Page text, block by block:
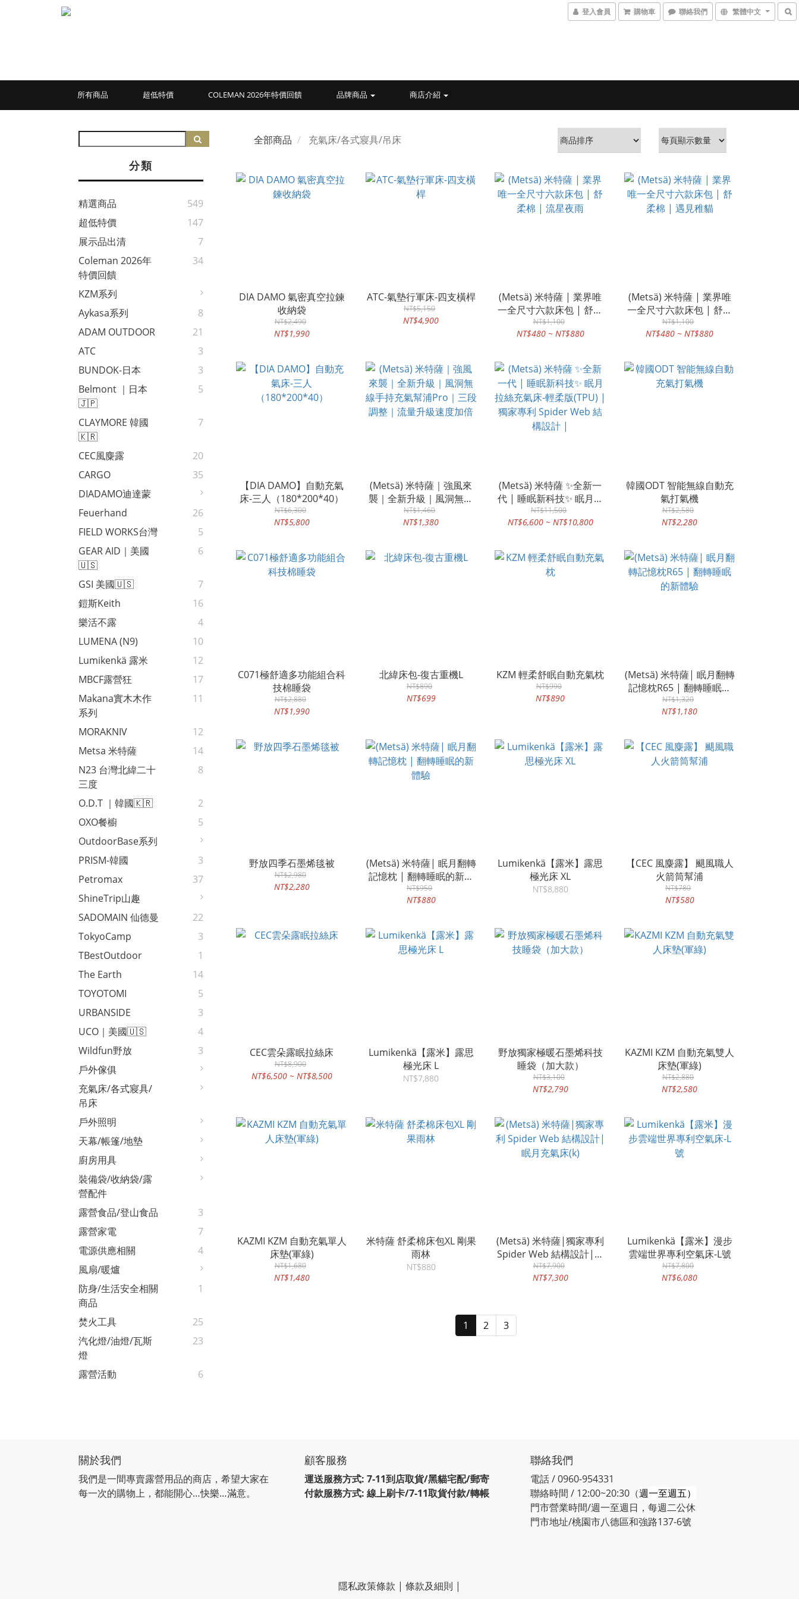
登入會員 購物車 聯絡我們 繁體中文
所有商品 超低特價 COLEMAN 2026年特價回饋 品牌商品 商店介紹
分類
精選商品
549
超低特價
147
展示品出清
7
Coleman 2026年
特價回饋
34
KZM系列
Aykasa系列
8
ADAM OUTDOOR
21
ATC
3
BUNDOK-日本
3
Belmont ｜日本
🇯🇵
5
CLAYMORE 韓國
🇰🇷
7
CEC風麋露
20
CARGO
35
DIADAMO迪達蒙
Feuerhand
26
FIELD WORKS台灣
5
GEAR AID｜美國
🇺🇸
6
GSI 美國🇺🇸
7
鎧斯Keith
16
樂活不露
4
LUMENA (N9)
10
Lumikenkä 露米
12
MBCF露營狂
17
Makana實木木作
系列
11
MORAKNIV
12
Metsa 米特薩
14
N23 台灣北緯二十
三度
8
O.D.T ｜韓國🇰🇷
2
OXO餐櫥
5
OutdoorBase系列
PRISM-韓國
3
Petromax
37
ShineTrip山趣
SADOMAIN 仙德曼
22
TokyoCamp
3
TBestOutdoor
1
The Earth
14
TOYOTOMI
5
URBANSIDE
3
UCO｜美國🇺🇸
4
Wildfun野放
3
戶外傢俱
充氣床/各式寢具/
吊床
戶外照明
天幕/帳篷/地墊
廚房用具
裝備袋/收納袋/露
營配件
露營食品/登山食品
3
露營家電
7
電源供應相關
4
風扇/暖爐
防身/生活安全相關
商品
1
焚火工具
25
汽化燈/油燈/瓦斯
燈
23
露營活動 6
全部商品 充氣床/各式寢具/吊床
DIA DAMO 氣密真空拉鍊
收納袋
NT$2,490
NT$1,990
ATC-氣墊行軍床-四支橫桿
NT$5,150
NT$4,900
(Metsä) 米特薩 | 業界唯
一全尺寸六款床包 | 舒柔
棉 | 流星夜雨
NT$1,100
NT$480 ~ NT$880
(Metsä) 米特薩 | 業界唯
一全尺寸六款床包 | 舒柔
棉 | 遇見稚貓
NT$1,100
NT$480 ~ NT$880
【DIA DAMO】自動充氣
床-三人（180*200*40）
NT$6,300
NT$5,800
(Metsä) 米特薩｜強風來
襲｜全新升級｜風洞無線
手持充氣幫浦Pro｜三段調
整｜流量升級速度加倍
NT$1,460
NT$1,380
(Metsä) 米特薩 ✨全新一
代 | 睡眠新科技✨ 眠月拉
絲充氣床-輕柔版(TPU) |
獨家專利 Spider Web 結
NT$11,500
NT$6,600 ~ NT$10,800
韓國ODT 智能無線自動充
氣打氣機
NT$2,580
NT$2,280
C071極舒適多功能組合科
技棉睡袋
NT$2,880
NT$1,990
北緯床包-復古重機L
NT$890
NT$699
KZM 輕柔舒眠自動充氣枕
NT$990
NT$890
(Metsä) 米特薩| 眠月翻轉
記憶枕R65 | 翻轉睡眠的
新體驗
NT$1,320
NT$1,180
野放四季石墨烯毯被
NT$2,980
NT$2,280
(Metsä) 米特薩| 眠月翻轉
記憶枕 | 翻轉睡眠的新體
驗
NT$950
NT$880
Lumikenkä【露米】露思
極光床 XL
NT$8,880
【CEC 風麋露】 颶風職人
火箭筒幫浦
NT$780
NT$580
CEC雲朵露眠拉絲床
NT$8,900
NT$6,500 ~ NT$8,500
Lumikenkä【露米】露思
極光床 L
NT$7,880
野放獨家極暖石墨烯科技
睡袋（加大款）
NT$3,100
NT$2,790
KAZMI KZM 自動充氣雙人
床墊(軍綠)
NT$2,880
NT$2,580
KAZMI KZM 自動充氣單人
床墊(軍綠)
NT$1,680
NT$1,480
米特薩 舒柔棉床包XL 剛果
雨林
NT$880
(Metsä) 米特薩|獨家專利
Spider Web 結構設計|眠
月充氣床(k)
NT$7,900
NT$7,300
Lumikenkä【露米】漫步
雲端世界專利空氣床-L號
NT$7,800
NT$6,080
1 2 3
關於我們
我們是一間專賣露營用品的商店，希望大家在
每一次的購物上，都能開心…快樂…滿意。
顧客服務
運送服務方式: 7-11到店取貨/黑貓宅配/郵寄
付款服務方式: 線上刷卡/7-11取貨付款/轉帳
聯絡我們
電話 / 0960-954331
聯絡時間 / 12:00~20:30（週一至週五）
門市營業時間/週一至週日，每週二公休
門市地址/桃園市八德區和強路137-6號
隱私政策條款 | 條款及細則 |